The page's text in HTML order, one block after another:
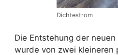
Dichtestrom
Die Entstehung der
wurde von zwei kleineren